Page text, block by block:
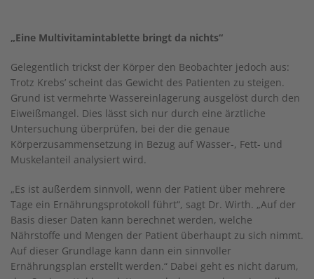
„Eine Multivitamintablette bringt da nichts“
Gelegentlich trickst der Körper den Beobachter jedoch aus:
Trotz Krebs’ scheint das Gewicht des Patienten zu steigen.
Grund ist vermehrte Wassereinlagerung ausgelöst durch den
Eiweißmangel. Dies lässt sich nur durch eine ärztliche
Untersuchung überprüfen, bei der die genaue
Körperzusammensetzung in Bezug auf Wasser-, Fett- und
Muskelanteil analysiert wird.
„Es ist außerdem sinnvoll, wenn der Patient über mehrere
Tage ein Ernährungsprotokoll führt“, sagt Dr. Wirth. „Auf der
Basis dieser Daten kann berechnet werden, welche
Nährstoffe und Mengen der Patient überhaupt zu sich nimmt.
Auf dieser Grundlage kann dann ein sinnvoller
Ernährungsplan erstellt werden.“ Dabei geht es nicht darum,